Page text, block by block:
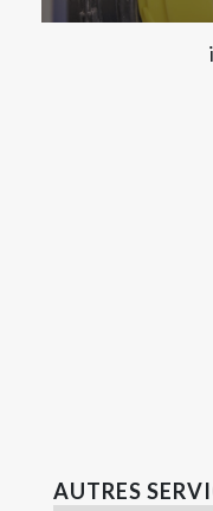
AUTRES